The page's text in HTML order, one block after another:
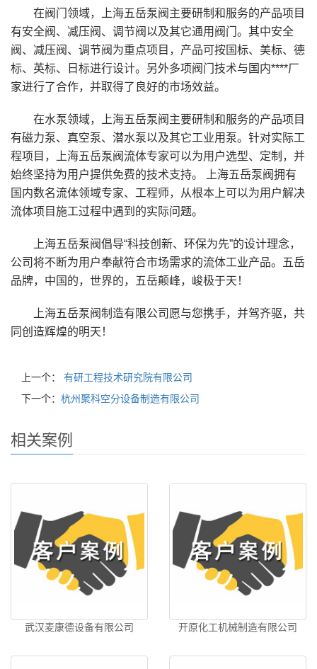
在阀门领域，上海五岳泵阀主要研制和服务的产品项目
有安全阀、减压阀、调节阀以及其它通用阀门。其中安全
阀、减压阀、调节阀为重点项目，产品可按国标、美标、德
标、英标、日标进行设计。另外多项阀门技术与国内****厂
家进行了合作，并取得了良好的市场效益。
在水泵领域，上海五岳泵阀主要研制和服务的产品项目
有磁力泵、真空泵、潜水泵以及其它工业用泵。针对实际工
程项目，上海五岳泵阀流体专家可以为用户选型、定制，并
始终坚持为用户提供免费的技术支持。 上海五岳泵阀拥有
国内数名流体领域专家、工程师，从根本上可以为用户解决
流体项目施工过程中遇到的实际问题。
上海五岳泵阀倡导“科技创新、环保为先”的设计理念，
公司将不断为用户奉献符合市场需求的流体工业产品。五岳
品牌，中国的，世界的，五岳颠峰，峻极于天！
上海五岳泵阀制造有限公司愿与您携手，并驾齐驱，共
同创造辉煌的明天！
上一个： 有研工程技术研究院有限公司
下一个： 杭州聚科空分设备制造有限公司
相关案例
武汉麦康德设备有限公司 开原化工机械制造有限公司